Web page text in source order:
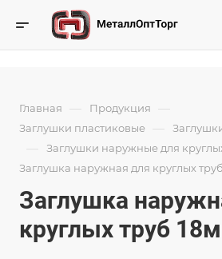
Главная — Продукция —
Заглушки пластиковые —
— Заглушки наружные для
Заглушка наружная для круглых
Заглушка
круглых труб